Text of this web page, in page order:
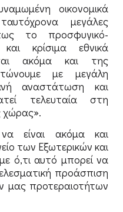
οικονομικά
μεγάλες
το προσφυγικό-
κρίσιμα εθνικά
ακόμα και της
με μεγάλη
αναστάτωση και
τελευταία στη
χώρας».
είναι ακόμα και
των Εξωτερικών και
ό,τι αυτό μπορεί να
προάσπιση
μας προτεραιοτήτων